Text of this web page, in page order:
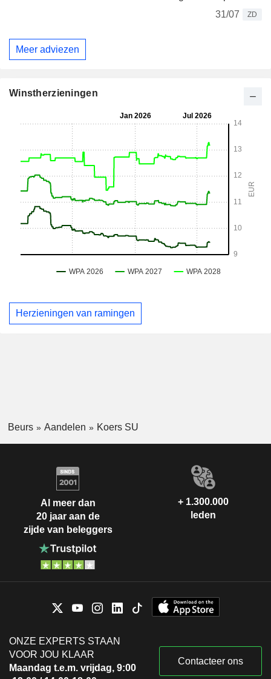
31/07
ZD
Meer adviezen
Winstherzieningen
Herzieningen van ramingen
Beurs Aandelen Koers SU
Al meer dan
20 jaar aan de
zijde van beleggers
+ 1.300.000
leden
ONZE EXPERTS STAAN
VOOR JOU KLAAR
Maandag t.e.m. vrijdag, 9:00
Contacteer ons